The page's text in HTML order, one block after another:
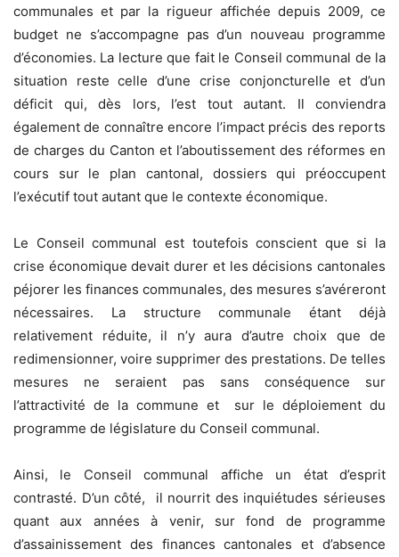
communales et par la rigueur affichée depuis 2009, ce
budget ne s’accompagne pas d’un nouveau programme
d’économies. La lecture que fait le Conseil communal de la
situation reste celle d’une crise conjoncturelle et d’un
déficit qui, dès lors, l’est tout autant. Il conviendra
également de connaître encore l’impact précis des reports
de charges du Canton et l’aboutissement des réformes en
cours sur le plan cantonal, dossiers qui préoccupent
l’exécutif tout autant que le contexte économique.
Le Conseil communal est toutefois conscient que si la
crise économique devait durer et les décisions cantonales
péjorer les finances communales, des mesures s’avéreront
nécessaires. La structure communale étant déjà
relativement réduite, il n’y aura d’autre choix que de
redimensionner, voire supprimer des prestations. De telles
mesures ne seraient pas sans conséquence sur
l’attractivité de la commune et sur le déploiement du
programme de législature du Conseil communal.
Ainsi, le Conseil communal affiche un état d’esprit
contrasté. D’un côté, il nourrit des inquiétudes sérieuses
quant aux années à venir, sur fond de programme
d’assainissement des finances cantonales et d’absence